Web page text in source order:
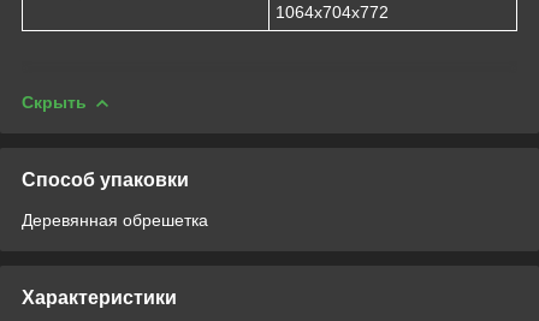
1064х704х772
Скрыть
Способ упаковки
Деревянная обрешетка
Характеристики